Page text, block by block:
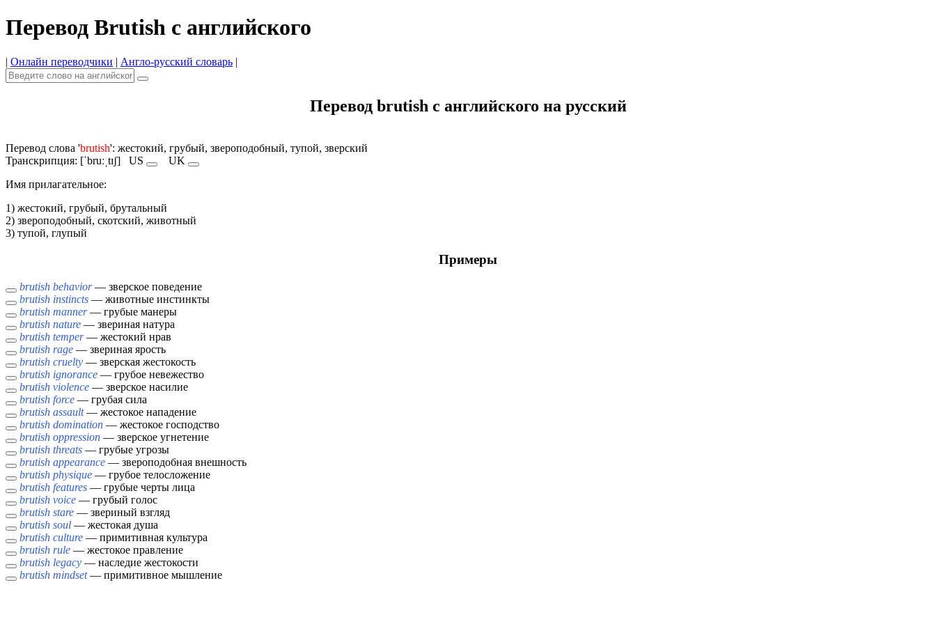
Перевод Brutish с английского
| Онлайн переводчики | Англо-русский словарь |
Перевод brutish с английского на русский
Перевод слова 'brutish': жестокий, грубый, звероподобный, тупой, зверский
Транскрипция: [ˈbruːˌtɪʃ] US
UK
Имя прилагательное:
1) жестокий, грубый, брутальный
2) звероподобный, скотский, животный
3) тупой, глупый
Примеры
brutish behavior— зверское поведение
brutish instincts — животные инстинкты
brutish manner— грубые манеры
brutish nature — звериная натура
brutish temper— жестокий нрав
brutish rage — звериная ярость
brutish cruelty — зверская жестокость
brutish ignorance — грубое невежество
brutish violence — зверское насилие
brutish force — грубая сила
brutish assault— жестокое нападение
brutish domination — жестокое господство
brutish oppression — зверское угнетение
brutish threats — грубые угрозы
brutish appearance — звероподобная внешность
brutish physique — грубое телосложение
brutish features — грубые черты лица
brutish voice — грубый голос
brutish stare — звериный взгляд
brutish soul — жестокая душа
brutish culture — примитивная культура
brutish rule — жестокое правление
brutish legacy — наследие жестокости
brutish mindset— примитивное мышление